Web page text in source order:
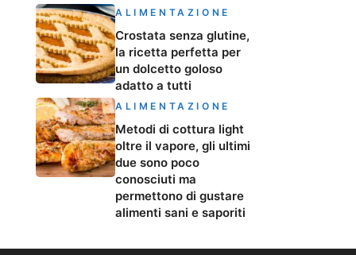
ALIMENTAZIONE
Crostata senza glutine,
la ricetta perfetta per
un dolcetto goloso
adatto a tutti
ALIMENTAZIONE
Metodi di cottura light
oltre il vapore, gli ultimi
due sono poco
conosciuti ma
permettono di gustare
alimenti sani e saporiti